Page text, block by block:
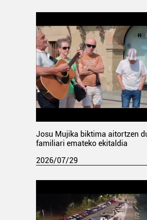
Josu Mujika biktima aitortzen
familiari emateko ekitaldia
2026/07/29